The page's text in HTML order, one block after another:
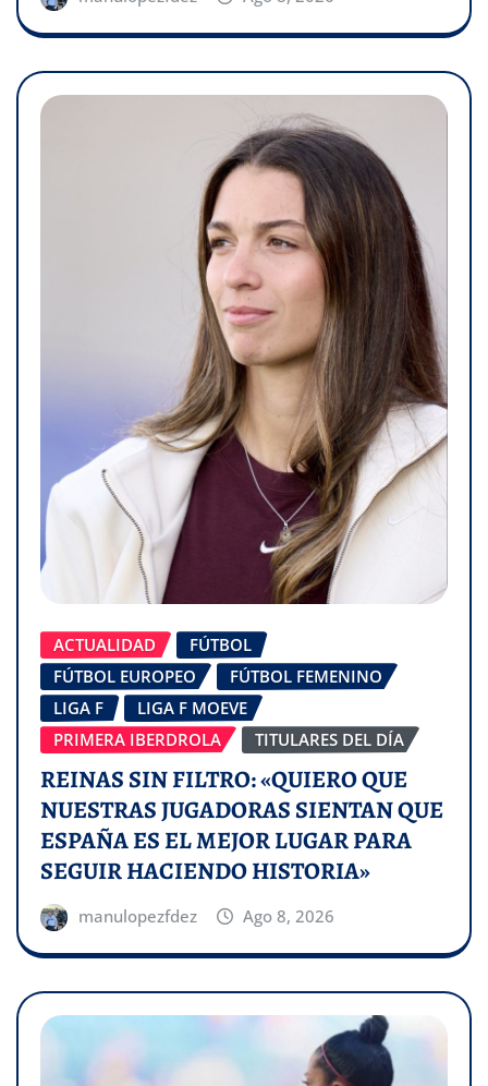
ACTUALIDAD
FÚTBOL
FÚTBOL EUROPEO
FÚTBOL FEMENINO
LIGA F
LIGA F MOEVE
PRIMERA IBERDROLA
TITULARES DEL DÍA
REINAS SIN FILTRO: «QUIERO QUE
NUESTRAS JUGADORAS SIENTAN QUE
ESPAÑA ES EL MEJOR LUGAR PARA
SEGUIR HACIENDO HISTORIA»
manulopezfdez Ago 8, 2026